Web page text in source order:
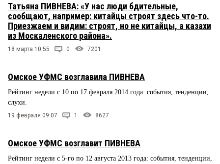
Татьяна ПИВНЕВА: «У нас люди бдительные,
сообщают, например: китайцы строят здесь что-то.
Приезжаем и видим: строят, но не китайцы, а казахи
из Москаленского района».
18 марта 10:55 0 7201
Омское УФМС возглавила ПИВНЕВА
Рейтинг недели с 10 по 17 февраля 2014 года: события, тенденции,
слухи.
19 февраля 09:07 1 8627
Омское УФМС возглавит ПИВНЕВА
Рейтинг недели с 5-го по 12 августа 2013 года: события, тенденции,